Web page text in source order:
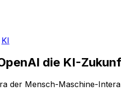
KI
die KI-
der Mensch-Maschine-